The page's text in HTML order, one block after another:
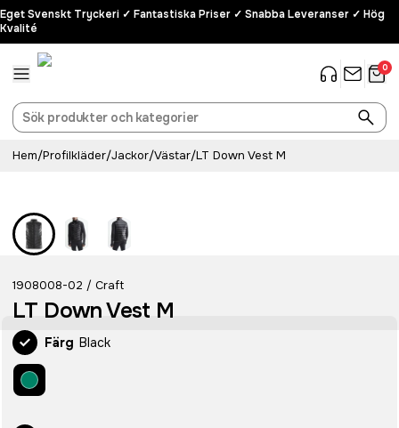
Eget Svenskt Tryckeri ✓ Fantastiska Priser ✓ Snabba Leveranser ✓ Hög
Kvalité
0
Hem/Profilkläder/Jackor/Västar/LT Down Vest M
1908008-02 / Craft
LT Down Vest M
Färg Black